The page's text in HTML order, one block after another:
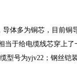
体多为铜芯，目前铜
于给电缆线芯穿上了
型号为yjv22；钢丝铠